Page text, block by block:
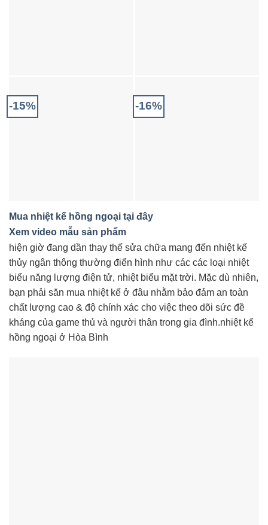
-15% -16%
Mua nhiệt kế hồng ngoại tại đây
Xem video mẫu sản phẩm
hiện giờ đang dần thay thế sửa chữa mang đến nhiệt kế
thủy ngân thông thường điển hình như các các loại nhiệt
biểu năng lượng điện tử, nhiệt biểu mặt trời. Mặc dù nhiên,
bạn phải săn mua nhiệt kế ở đâu nhằm bảo đảm an toàn
chất lượng cao & độ chính xác cho việc theo dõi sức đề
kháng của game thủ và người thân trong gia đình.nhiệt kế
hồng ngoại ở Hòa Bình